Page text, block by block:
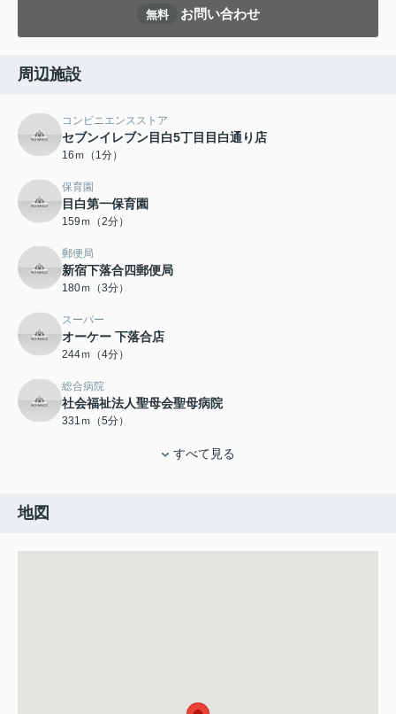
無料 お問い合わせ
周辺施設
コンビニエンスストア
セブンイレブン目白5丁目目白通り店
16ｍ（1分）
保育園
目白第一保育園
159ｍ（2分）
郵便局
新宿下落合四郵便局
180ｍ（3分）
スーパー
オーケー 下落合店
244ｍ（4分）
総合病院
社会福祉法人聖母会聖母病院
331ｍ（5分）
すべて見る
地図